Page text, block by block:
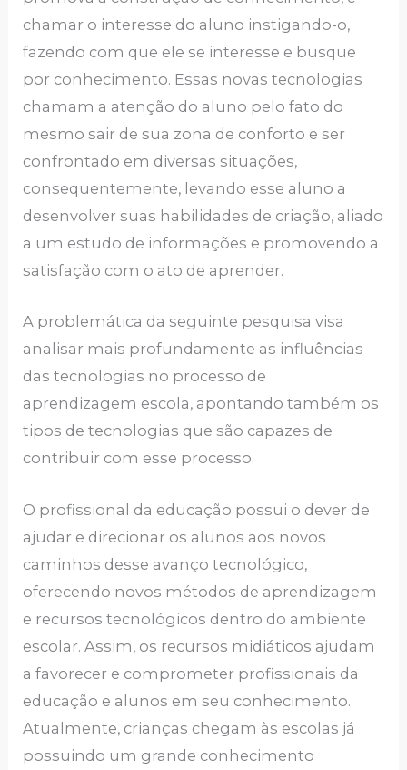
chamar o interesse do aluno instigando-o,
fazendo com que ele se interesse e busque
por conhecimento. Essas novas tecnologias
chamam a atenção do aluno pelo fato do
mesmo sair de sua zona de conforto e ser
confrontado em diversas situações,
consequentemente, levando esse aluno a
desenvolver suas habilidades de criação, aliado
a um estudo de informações e promovendo a
satisfação com o ato de aprender.
A problemática da seguinte pesquisa visa
analisar mais profundamente as influências
das tecnologias no processo de
aprendizagem escola, apontando também os
tipos de tecnologias que são capazes de
contribuir com esse processo.
O profissional da educação possui o dever de
ajudar e direcionar os alunos aos novos
caminhos desse avanço tecnológico,
oferecendo novos métodos de aprendizagem
e recursos tecnológicos dentro do ambiente
escolar. Assim, os recursos midiáticos ajudam
a favorecer e comprometer profissionais da
educação e alunos em seu conhecimento.
Atualmente, crianças chegam às escolas já
possuindo um grande conhecimento